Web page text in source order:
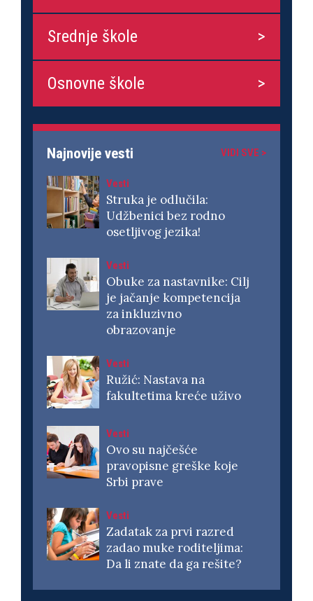
Srednje škole
Osnovne škole
Najnovije vesti VIDI SVE >
Vesti
Struka je odlučila:
Udžbenici bez rodno
osetljivog jezika!
Vesti
Obuke za nastavnike: Cilj
je jačanje kompetencija
za inkluzivno
obrazovanje
Vesti
Ružić: Nastava na
fakultetima kreće uživo
Vesti
Ovo su najčešće
pravopisne greške koje
Srbi prave
Vesti
Zadatak za prvi razred
zadao muke roditeljima:
Da li znate da ga rešite?